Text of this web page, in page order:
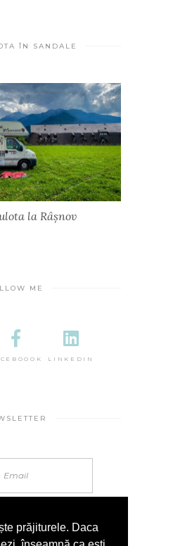
ÎN SANDALE
la Râșnov
ME
LINKEDIN
prăjiturele. Daca